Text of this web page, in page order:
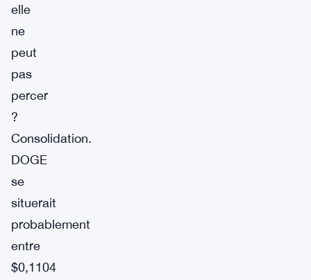
elle
ne
peut
pas
percer
?
Consolidation.
DOGE
se
situerait
probablement
entre
$0,1104